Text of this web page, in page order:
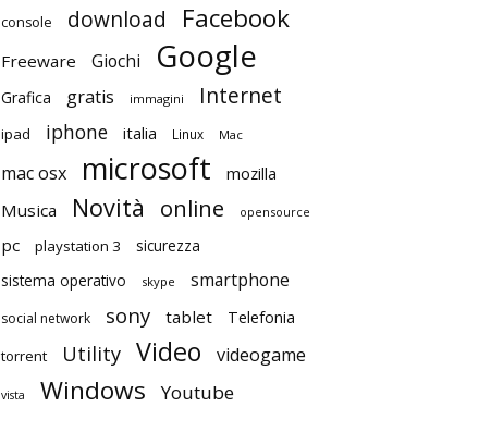
console download Facebook
Freeware Giochi Google
Grafica gratis immagini Internet
ipad iphone italia Linux Mac
mac osx microsoft
mozilla
Musica
Novità online opensource
pc playstation 3
sicurezza
sistema operativo
skype smartphone
social network sony tablet Telefonia
torrent Utility Video videogame
vista Windows Youtube